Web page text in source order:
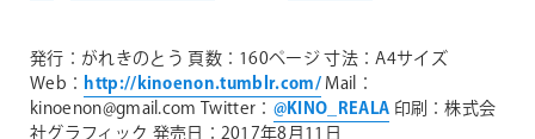
発行：がれきのとう 頁数：160ページ寸法：A4サイズ
Web： http://kinoenon.tumblr.com/Mail：
kinoenon@gmail.com Twitter： @KINO_REALA 印刷：株式会
社グラフィック 発売日：2017年8月11日